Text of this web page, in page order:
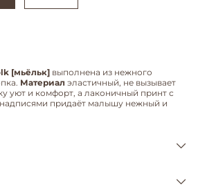
[мьёльк] выполнена из нежного
Материал эластичный, не вызывает
уют и комфорт, а лаконичный принт с
придаёт малышу нежный и